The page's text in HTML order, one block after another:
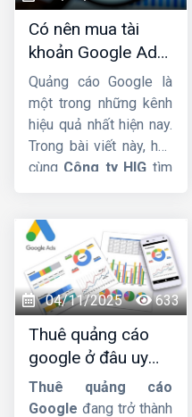
hỏi liệu tài khoản ngân
hàng có bắt buộc phải
đứng tên đúng hộ kinh
doanh hay không và
nhóm hộ kinh doanh
nào phải mở tài khoản
riêng để phục vụ hoạt
động sản xuất, kinh
Có nên mua tài
khoản Google Ads
hay không ?
Quảng cáo Google là
một trong những kênh
hiệu quả nhất hiện nay.
Trong bài viết này, hãy
cùng Công ty HIG tìm
Google Ads
hay
không nhá. Mời các
bạn cùng theo dõi.
04/11/2025 633
Thuê quảng cáo
google ở đâu uy
tín, hiệu quả, giá tốt
?
Thuê quảng cáo
Google đang trở thành